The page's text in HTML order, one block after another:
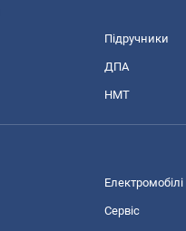
Підручники
ДПА
НМТ
Електромобілі
Сервіс